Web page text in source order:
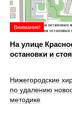
Внимание!
На улице
остановки и
Нижегородские
по удалению
методике